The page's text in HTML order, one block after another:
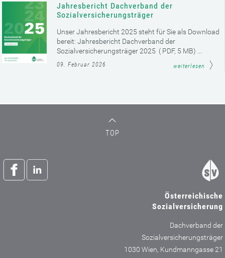
Jahresbericht Dachverband der
Sozialversicherungsträger
Unser Jahresbericht 2025 steht für Sie als Download
bereit: Jahresbericht Dachverband der
Sozialversicherungsträger 2025 ( PDF, 5 MB) ...
09. Februar 2026 weiterlesen
TOP
Österreichische
Sozialversicherung
Dachverband der
Sozialversicherungsträger
1030 Wien, Kundmanngasse 21